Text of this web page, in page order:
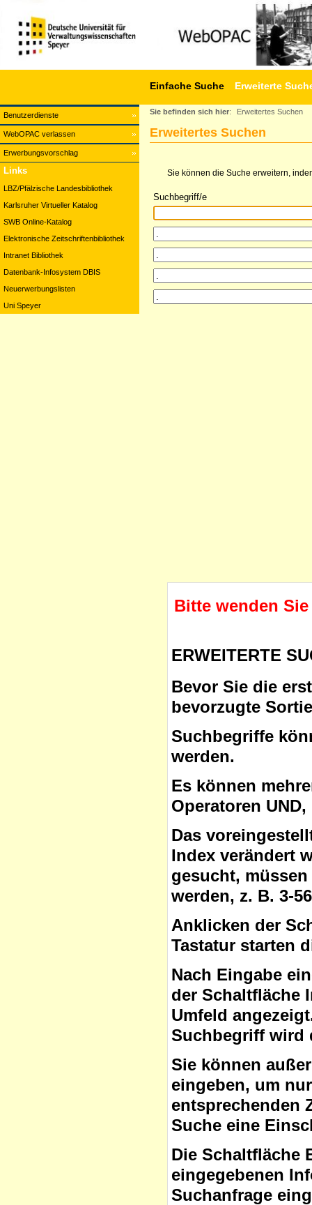
Benutzerdienste
WebOPAC verlassen
Erwerbungsvorschlag
Einfache Suche Erweiterte
Links
LBZ/Pfälzische Landesbibliothek
Karlsruher Virtueller Katalog
SWB Online-Katalog
Elektronische Zeitschriftenbibliothek
Intranet Bibliothek
Datenbank-Infosystem DBIS
Neuerwerbungslisten
Uni Speyer
Sie befinden sich hier: Erweitertes Suchen
Erweitertes Suchen
Sie können die Suche erweitern,
Suchbegriff/e
Bitte wenden
ERWEITERTE
Bevor Sie die
bevorzugte
Suchbegriffe
werden.
Es können
Operatoren
Das
Index verändert
gesucht,
werden, z. B. 3-
Anklicken der
Tastatur starten
Nach Eingabe
der Schaltfläche
Umfeld
Suchbegriff wird
Sie können
eingeben, um
entsprechenden
Suche eine
Die Schaltfläche
eingegebenen
Suchanfrage